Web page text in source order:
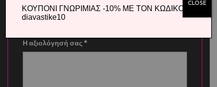
Η βαθμολογία σας*
Η αξιολόγησή σας *
ΚΟΥΠΟΝΙ ΓΝΩΡΙΜΙΑΣ -10% ΜΕ ΤΟΝ ΚΩΔΙΚΟ
diavastike10
CLOSE